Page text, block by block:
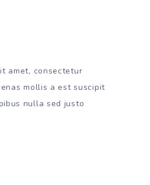
amet, consectetur
mollis a est suscipit
nulla sed justo